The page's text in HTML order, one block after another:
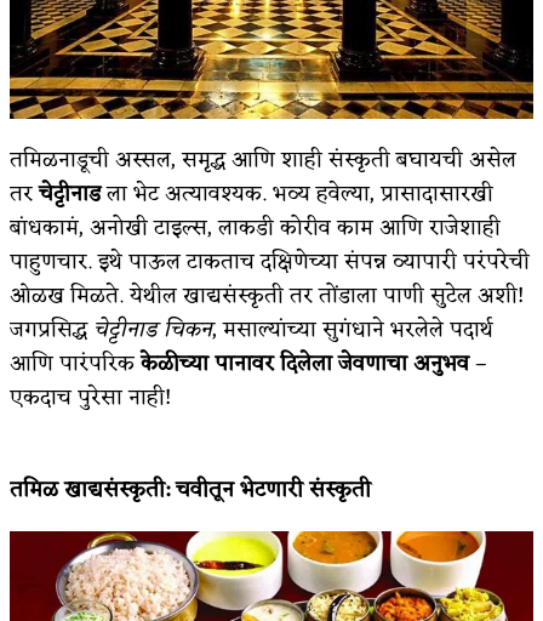
तमिळनाडूची अस्सल, समृद्ध आणि शाही संस्कृती बघायची असेल
तरचेट्टीनाडला भेट अत्यावश्यक. भव्य हवेल्या, प्रासादासारखी
बांधकामं, अनोखी टाइल्स, लाकडी कोरीव काम आणि राजेशाही
पाहुणचार. इथे पाऊल टाकताच दक्षिणेच्या संपन्न व्यापारी परंपरेची
ओळख मिळते. येथील खाद्यसंस्कृती तर तोंडाला पाणी सुटेल अशी!
जगप्रसिद्धचेट्टीनाड चिकन, मसाल्यांच्या सुगंधाने भरलेले पदार्थ
आणि पारंपरिककेळीच्या पानावर दिलेला जेवणाचा अनुभव–
एकदाच पुरेसा नाही!
तमिळ खाद्यसंस्कृती:चवीतून भेटणारी संस्कृती